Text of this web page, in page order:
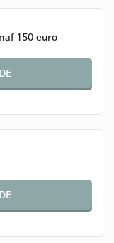
150 euro